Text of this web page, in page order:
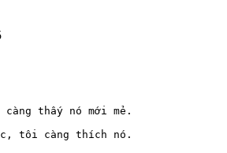
thấy nó mới mẻ.
tôi càng thích nó.